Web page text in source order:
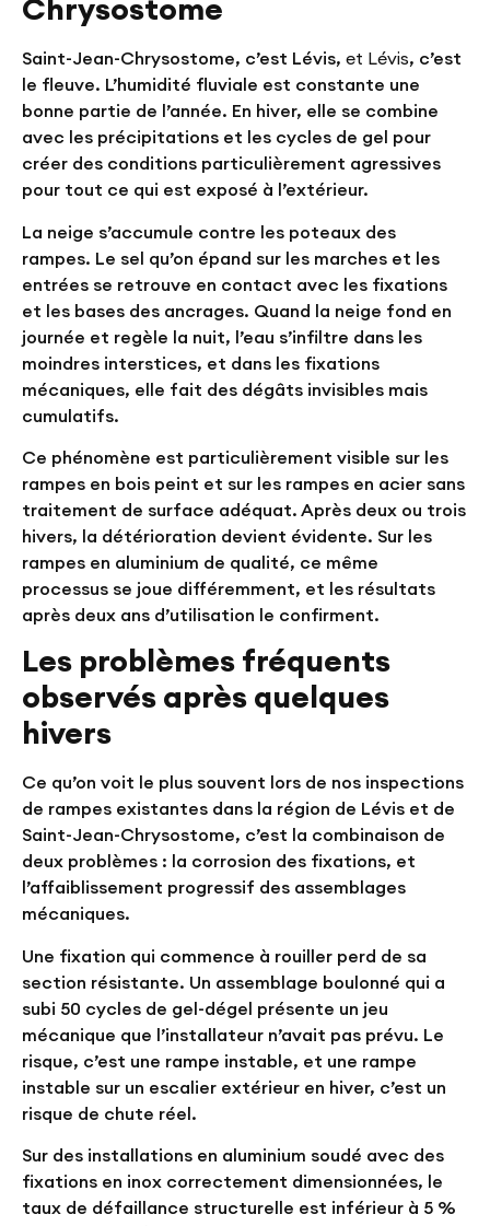
Chrysostome
Saint-Jean-Chrysostome, c’est Lévis, et Lévis, c’est
le fleuve. L’humidité fluviale est constante une
bonne partie de l’année. En hiver, elle se combine
avec les précipitations et les cycles de gel pour
créer des conditions particulièrement agressives
pour tout ce qui est exposé à l’extérieur.
La neige s’accumule contre les poteaux des
rampes. Le sel qu’on épand sur les marches et les
entrées se retrouve en contact avec les fixations
et les bases des ancrages. Quand la neige fond en
journée et regèle la nuit, l’eau s’infiltre dans les
moindres interstices, et dans les fixations
mécaniques, elle fait des dégâts invisibles mais
cumulatifs.
Ce phénomène est particulièrement visible sur les
rampes en bois peint et sur les rampes en acier sans
traitement de surface adéquat. Après deux ou trois
hivers, la détérioration devient évidente. Sur les
rampes en aluminium de qualité, ce même
processus se joue différemment, et les résultats
après deux ans d’utilisation le confirment.
Les problèmes fréquents
observés après quelques
hivers
Ce qu’on voit le plus souvent lors de nos inspections
de rampes existantes dans la région de Lévis et de
Saint-Jean-Chrysostome, c’est la combinaison de
deux problèmes : la corrosion des fixations, et
l’affaiblissement progressif des assemblages
mécaniques.
Une fixation qui commence à rouiller perd de sa
section résistante. Un assemblage boulonné qui a
subi 50 cycles de gel-dégel présente un jeu
mécanique que l’installateur n’avait pas prévu. Le
risque, c’est une rampe instable, et une rampe
instable sur un escalier extérieur en hiver, c’est un
risque de chute réel.
Sur des installations en aluminium soudé avec des
fixations en inox correctement dimensionnées, le
taux de défaillance structurelle est inférieur à 5 %